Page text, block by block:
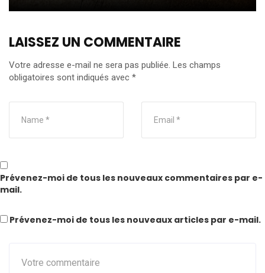
LAISSEZ UN COMMENTAIRE
Votre adresse e-mail ne sera pas publiée. Les champs
obligatoires sont indiqués avec *
Prévenez-moi de tous les nouveaux commentaires par e-
mail.
Prévenez-moi de tous les nouveaux articles par e-mail.